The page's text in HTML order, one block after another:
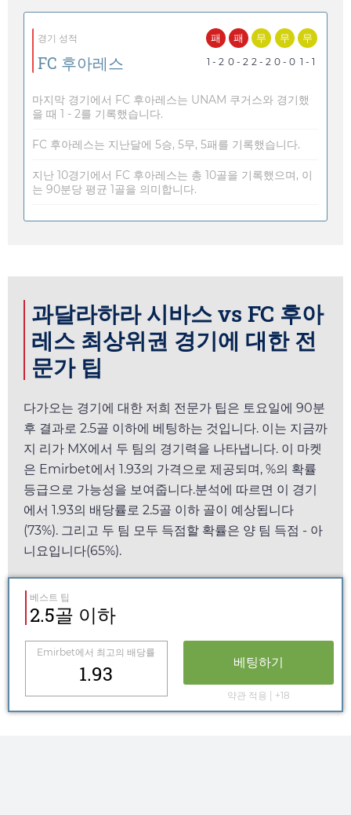
경기 성적
FC 후아레스
패
1 - 2
패
0 - 2
무
2 - 2
무
0 - 0
무
1 - 1
마지막 경기에서 FC 후아레스는 UNAM 쿠거스와 경기했
을 때 1 - 2를 기록했습니다.
FC 후아레스는 지난달에 5승, 5무, 5패를 기록했습니다.
지난 10경기에서 FC 후아레스는 총 10골을 기록했으며, 이
는 90분당 평균 1골을 의미합니다.
과달라하라 시바스 vs FC 후아
레스 최상위권 경기에 대한 전
문가 팁
다가오는 경기에 대한 저희 전문가 팁은 토요일에 90분
후 결과로 2.5골 이하에 베팅하는 것입니다. 이는 지금까
지 리가 MX에서 두 팀의 경기력을 나타냅니다. 이 마켓
은 Emirbet에서 1.93의 가격으로 제공되며, %의 확률
등급으로 가능성을 보여줍니다.분석에 따르면 이 경기
에서 1.93의 배당률로 2.5골 이하 골이 예상됩니다
(73%). 그리고 두 팀 모두 득점할 확률은 양 팀 득점 - 아
니요입니다(65%).
베스트 팁
2.5골 이하
Emirbet에서 최고의 배당률
1.93 베팅하기
약관 적용 | +18